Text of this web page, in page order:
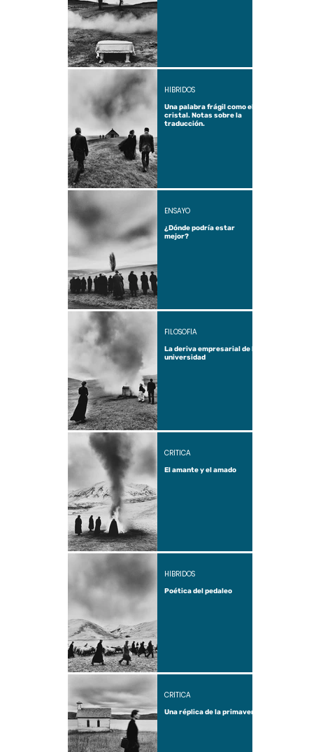
Una palabra frágil como el
cristal. Notas sobre la
traducción.
HÍBRIDOS
¿Dónde podría estar
mejor?
ENSAYO
La deriva empresarial de la
universidad
FILOSOFÍA
El amante y el amado
CRÍTICA
Poética del pedaleo
HÍBRIDOS
Una réplica de la primavera
CRÍTICA